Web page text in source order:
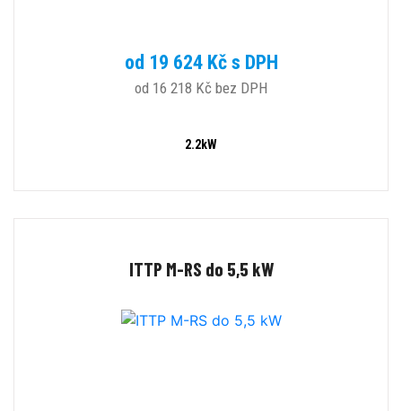
od 19 624 Kč s DPH
od 16 218 Kč bez DPH
2.2kW
ITTP M-RS do 5,5 kW